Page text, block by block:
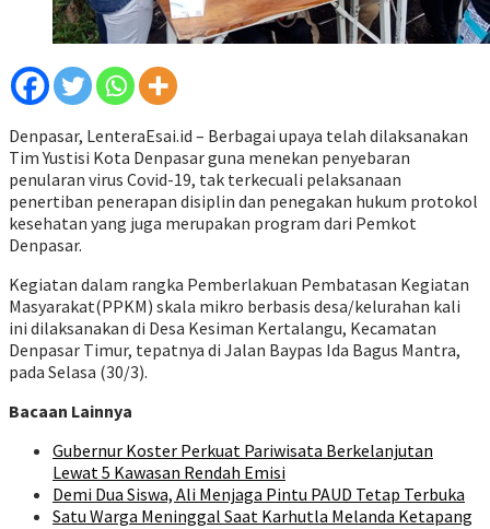
Denpasar, LenteraEsai.id – Berbagai upaya telah dilaksanakan
Tim Yustisi Kota Denpasar guna menekan penyebaran
penularan virus Covid-19, tak terkecuali pelaksanaan
penertiban penerapan disiplin dan penegakan hukum protokol
kesehatan yang juga merupakan program dari Pemkot
Denpasar.
Kegiatan dalam rangka Pemberlakuan Pembatasan Kegiatan
Masyarakat(PPKM) skala mikro berbasis desa/kelurahan kali
ini dilaksanakan di Desa Kesiman Kertalangu, Kecamatan
Denpasar Timur, tepatnya di Jalan Baypas Ida Bagus Mantra,
pada Selasa (30/3).
Bacaan Lainnya
Gubernur Koster Perkuat Pariwisata Berkelanjutan
Lewat 5 Kawasan Rendah Emisi
Demi Dua Siswa, Ali Menjaga Pintu PAUD Tetap Terbuka
Satu Warga Meninggal Saat Karhutla Melanda Ketapang